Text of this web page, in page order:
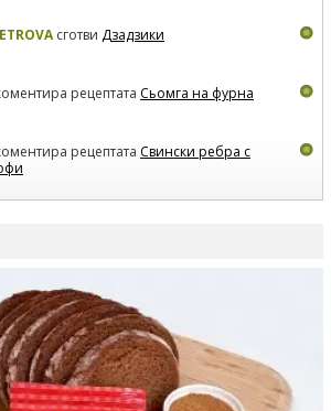
сготви Дзадзики
рецептата Сьомга на фурна
рецептата Свински ребра с